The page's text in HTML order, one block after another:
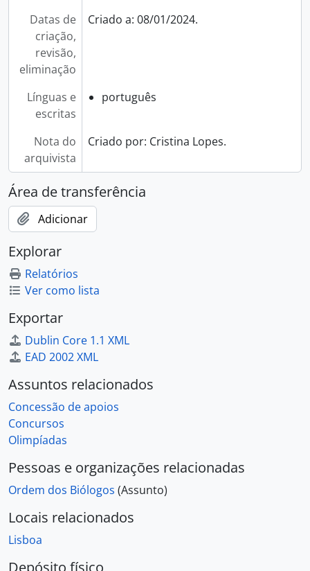
Datas de
criação,
revisão,
eliminação
Criado a: 08/01/2024.
Línguas e
escritas
português
Nota do
arquivista
Criado por: Cristina Lopes.
Área de transferência
Adicionar
Explorar
Relatórios
Ver como lista
Exportar
Dublin Core 1.1 XML
EAD 2002 XML
Assuntos relacionados
Concessão de apoios
Concursos
Olimpíadas
Pessoas e organizações relacionadas
Ordem dos Biólogos (Assunto)
Locais relacionados
Lisboa
Depósito físico